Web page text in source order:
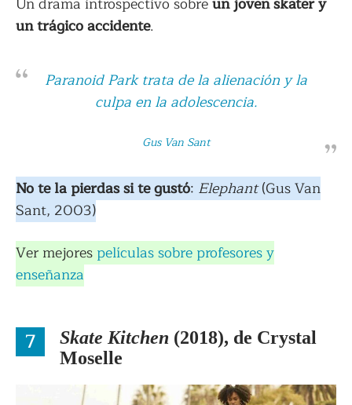
un trágico accidente.
Paranoid Parktrata de la alienación y la
culpa en la adolescencia.
Gus Van Sant
No te la pierdas si te gustó: Elephant(Gus Van
Sant, 2003)
Ver mejores películas sobre profesores y
enseñanza
7 Skate Kitchen (2018), de Crystal
Moselle